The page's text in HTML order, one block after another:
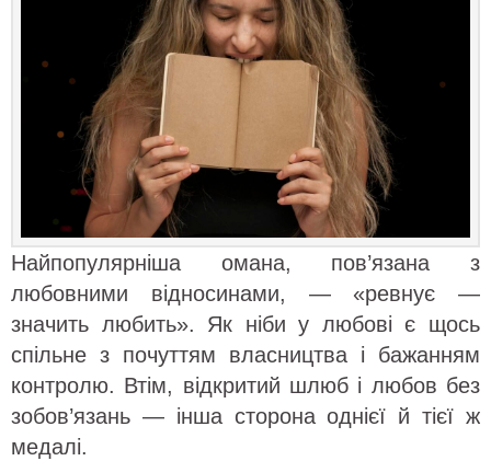
Найпопулярніша омана, пов’язана з
любовними відносинами, — «ревнує —
значить любить». Як ніби у любові є щось
спільне з почуттям власництва і бажанням
контролю. Втім, відкритий шлюб і любов без
зобов’язань — інша сторона однієї й тієї ж
медалі.